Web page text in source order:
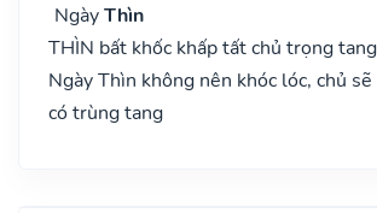
NgàyThìn
THÌN bất khốc khấp tất chủ trọng tang
Ngày Thìn không nên khóc lóc, chủ sẽ
có trùng tang